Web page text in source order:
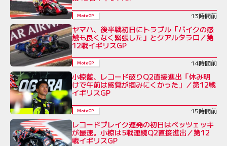
MotoGP 13時間前
ヤマハ、後半戦初日にトラブル「バイクの感
触も良くなく緊張した」とクアルタラロ／第
12戦イギリスGP
MotoGP 14時間前
小椋藍、レコード破りQ2直接進出「休み明
けで午前は感覚が掴みにくかった」／第12戦
イギリスGP
MotoGP 15時間前
レコードブレイク連発の初日はベッツェッキ
が最速。小椋は5戦連続Q2直接進出／第12
戦イギリスGP